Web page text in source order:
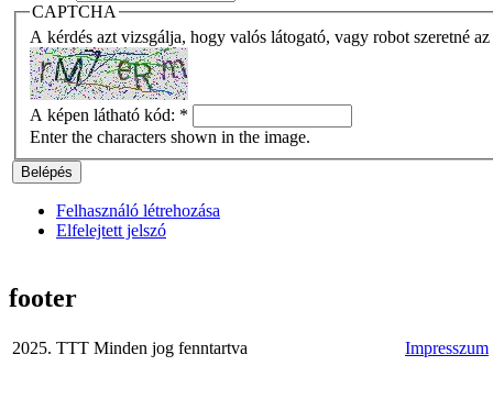
CAPTCHA
A kérdés azt vizsgálja, hogy valós látogató, vagy robot szeretné
A képen látható kód: *
Enter the characters shown in the image.
Felhasználó létrehozása
Elfelejtett jelszó
footer
2025. TTT Minden jog fenntartva Impresszum